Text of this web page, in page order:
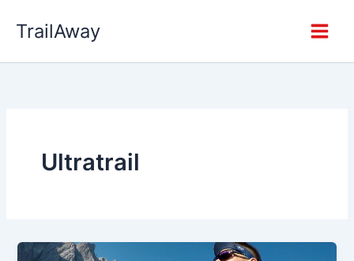
InhaltTrailAway
Ultratrail